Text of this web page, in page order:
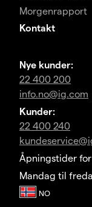
Morgenrapport
Kontakt
Nye kunder:
22 400 200
info.no@ig.com
Kunder:
22 400 240
Åpningstider
Mandag til